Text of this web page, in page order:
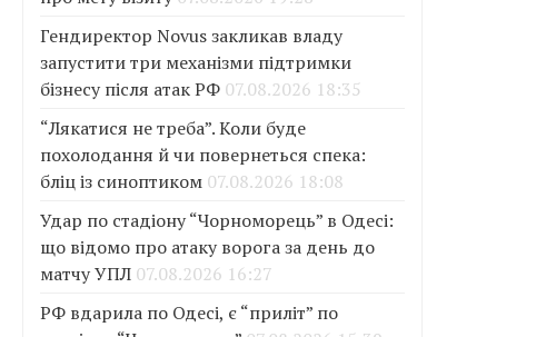
Гендиректор Novus закликав владу
запустити три механізми підтримки
бізнесу після атак РФ 07.08.2026 18:35
“Лякатися не треба”. Коли буде
похолодання й чи повернеться спека:
бліц із синоптиком 07.08.2026 18:08
Удар по стадіону “Чорноморець” в Одесі:
що відомо про атаку ворога за день до
матчу УПЛ 07.08.2026 16:27
РФ вдарила по Одесі, є “приліт” по